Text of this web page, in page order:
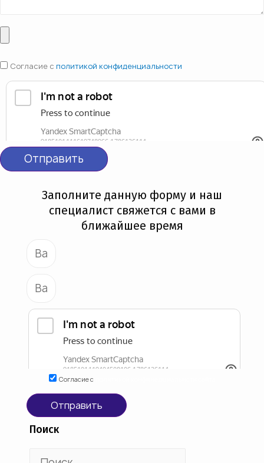
Согласие с политикой конфиденциальности
Отправить
Заполните данную форму и наш
специалист свяжется с вами в
ближайшее время
Согласие с
Отправить
Поиск